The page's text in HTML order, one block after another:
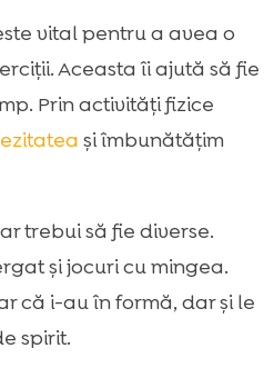
vital pentru a avea o
Aceasta îi ajută să fie
Prin activități fizice
și îmbunătățim
trebui să fie diverse.
și jocuri cu mingea.
că i-au în formă, dar și le
spirit.